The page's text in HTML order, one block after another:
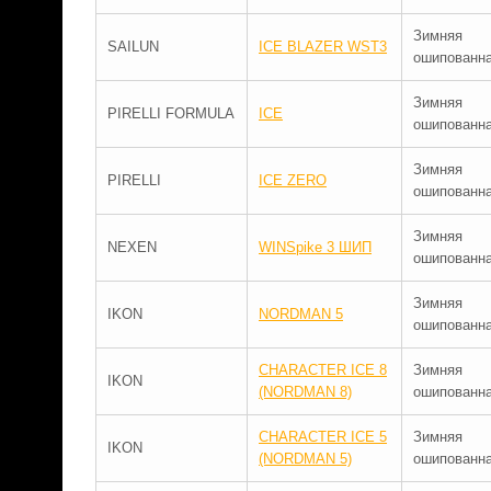
SAILUN ICE BLAZER WST3
Зимняя
PIRELLI FORMULA ICE
Зимняя
PIRELLI ICE ZERO
Зимняя
NEXEN WINSpike 3 ШИП
Зимняя
IKON NORDMAN 5
Зимняя
IKON
CHARACTER ICE 8
(NORDMAN 8)
Зимняя
IKON
CHARACTER ICE 5
(NORDMAN 5)
Зимняя